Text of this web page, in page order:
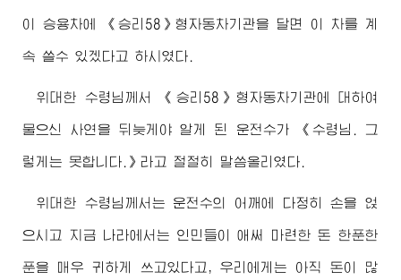
이 승용차에 《승리58》형자동차기관을 달면 이 차를 계
속 쓸수 있겠다고 하시였다.
위대한 수령님께서 《승리58》형자동차기관에 대하여
물으신 사연을 뒤늦게야 알게 된 운전수가 《 수령님 . 그
렇게는 못합니다.》라고 절절히 말씀올리였다.
위대한 수령님께서 는 운전수의 어깨에 다정히 손을 얹
으시고 지금 나라에서는 인민들이 애써 마련한 돈 한푼한
푼을 매우 귀하게 쓰고있다고, 우리에게는 아직 돈이 많